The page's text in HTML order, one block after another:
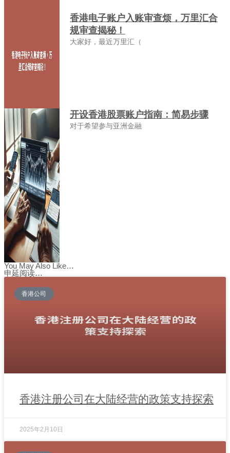
香港电子账户入账审查烦，万里汇合
规审查揭秘！
大家好，最近万里汇（
开设香港股票账户指南：简易步骤
对于希望参与亚洲金融
You May Also Like…
申延阅读…
香港公司
香港注册公司在大陆经营的政策支持探索
2025年2月10日